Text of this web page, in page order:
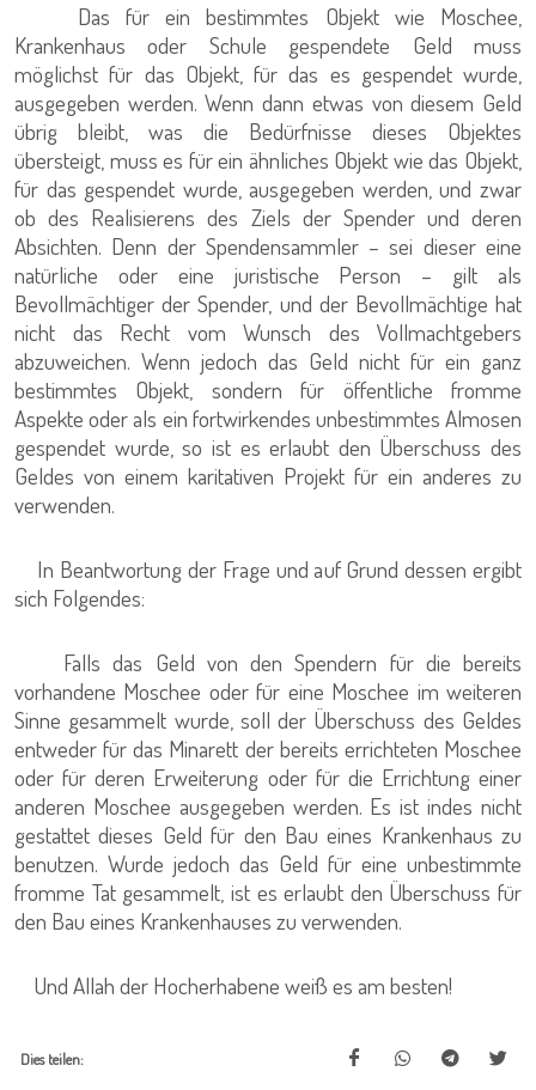
Das für ein bestimmtes Objekt wie Moschee,
Krankenhaus oder Schule gespendete Geld muss
möglichst für das Objekt, für das es gespendet wurde,
ausgegeben werden. Wenn dann etwas von diesem Geld
übrig bleibt, was die Bedürfnisse dieses Objektes
übersteigt, muss es für ein ähnliches Objekt wie das Objekt,
für das gespendet wurde, ausgegeben werden, und zwar
ob des Realisierens des Ziels der Spender und deren
Absichten. Denn der Spendensammler – sei dieser eine
natürliche oder eine juristische Person – gilt als
Bevollmächtiger der Spender, und der Bevollmächtige hat
nicht das Recht vom Wunsch des Vollmachtgebers
abzuweichen. Wenn jedoch das Geld nicht für ein ganz
bestimmtes Objekt, sondern für öffentliche fromme
Aspekte oder als ein fortwirkendes unbestimmtes Almosen
gespendet wurde, so ist es erlaubt den Überschuss des
Geldes von einem karitativen Projekt für ein anderes zu
verwenden.
In Beantwortung der Frage und auf Grund dessen ergibt
sich Folgendes:
Falls das Geld von den Spendern für die bereits
vorhandene Moschee oder für eine Moschee im weiteren
Sinne gesammelt wurde, soll der Überschuss des Geldes
entweder für das Minarett der bereits errichteten Moschee
oder für deren Erweiterung oder für die Errichtung einer
anderen Moschee ausgegeben werden. Es ist indes nicht
gestattet dieses Geld für den Bau eines Krankenhaus zu
benutzen. Wurde jedoch das Geld für eine unbestimmte
fromme Tat gesammelt, ist es erlaubt den Überschuss für
den Bau eines Krankenhauses zu verwenden.
Und Allah der Hocherhabene weiß es am besten!
Dies teilen: